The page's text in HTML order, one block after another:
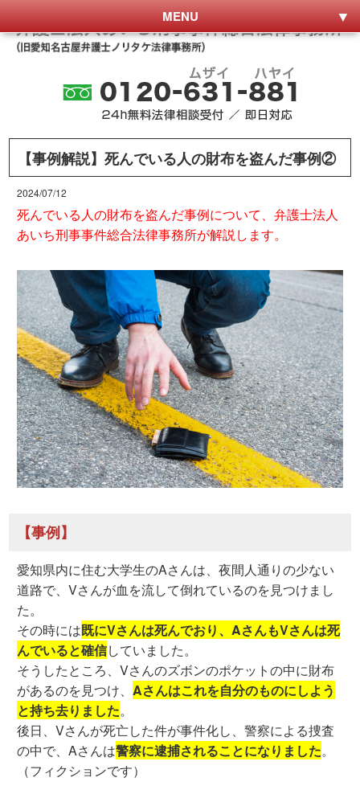
MENU
【事例解説】死んでいる人の財布を盗んだ事例②
2024/07/12
死んでいる人の財布を盗んだ事例について、弁護士法人
あいち刑事事件総合法律事務所が解説します。
【事例】
愛知県内に住む大学生のAさんは、夜間人通りの少ない
道路で、Vさんが血を流して倒れているのを見つけまし
た。
その時には既にVさんは死んでおり、AさんもVさんは死
んでいると確信していました。
そうしたところ、Vさんのズボンのポケットの中に財布
があるのを見つけ、Aさんはこれを自分のものにしよう
と持ち去りました。
後日、Vさんが死亡した件が事件化し、警察による捜査
の中で、Aさんは警察に逮捕されることになりました。
（フィクションです）